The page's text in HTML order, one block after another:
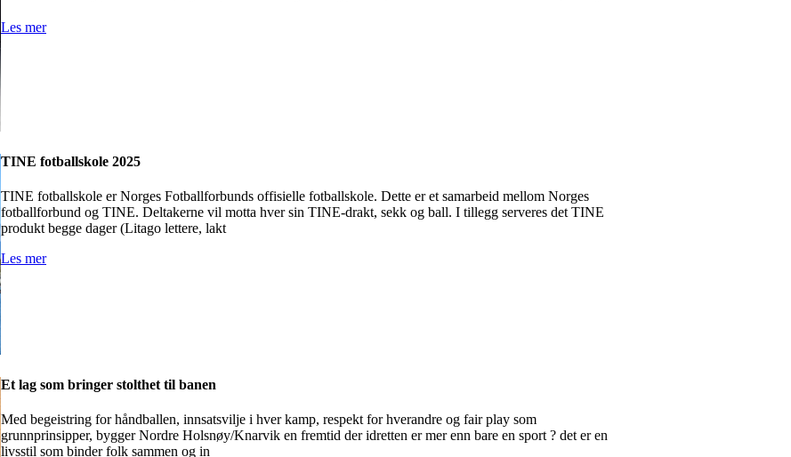
Les mer
TINE fotballskole 2025
TINE fotballskole er Norges Fotballforbunds offisielle fotballskole. Dette er et samarbeid mellom Norges
fotballforbund og TINE. Deltakerne vil motta hver sin TINE-drakt, sekk og ball. I tillegg serveres det TINE
produkt begge dager (Litago lettere, lakt
Les mer
Et lag som bringer stolthet til banen
Med begeistring for håndballen, innsatsvilje i hver kamp, respekt for hverandre og fair play som
grunnprinsipper, bygger Nordre Holsnøy/Knarvik en fremtid der idretten er mer enn bare en sport ? det er en
livsstil som binder folk sammen og in